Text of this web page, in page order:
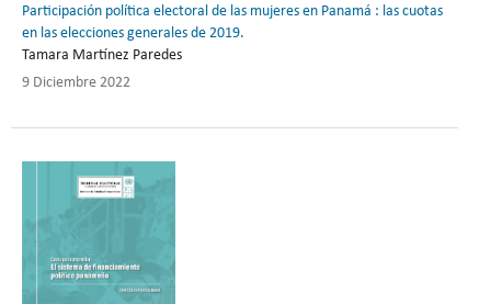
Participación política electoral de las mujeres en Panamá : las cuotas
en las elecciones generales de 2019.
Tamara Martínez Paredes
9 Diciembre 2022